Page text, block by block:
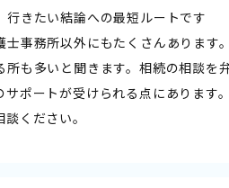
行きたい結論への最短ルートです
士事務所以外にもたくさんありま
所も多いと聞きます。相続の相談
サポートが受けられる点にありま
ください。